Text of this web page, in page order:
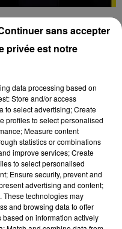
ŒDIPE BOITE
à 20h30, Le Off
Beauce) : Œdipe
privée est notre
data processing based on
Store and/or access
to select advertising; Create
profiles to select personalised
Measure content
statistics or combinations
improve services; Create
to select personalised
Ensure security, prevent and
advertising and content;
These technologies may
and browsing data to offer
on information actively
sans accepter